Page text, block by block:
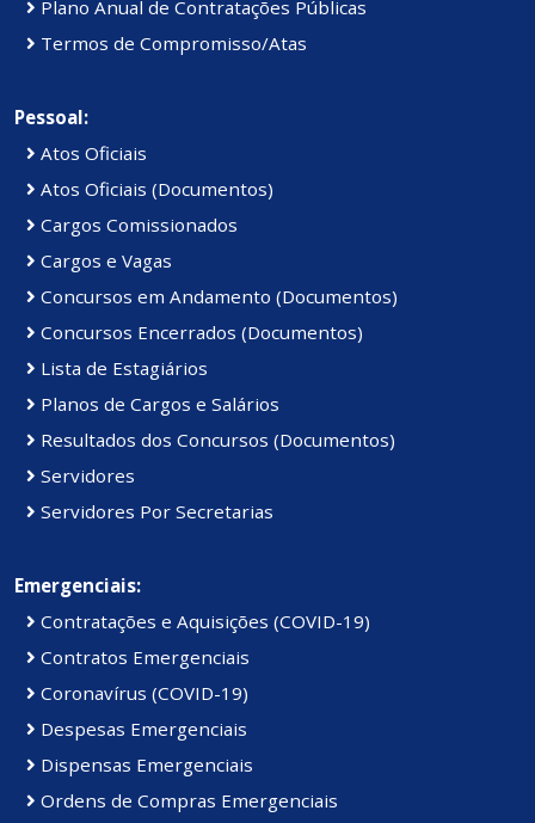
Plano Anual de Contratações Públicas
Termos de Compromisso/Atas
Pessoal:
Atos Oficiais
Atos Oficiais (Documentos)
Cargos Comissionados
Cargos e Vagas
Concursos em Andamento (Documentos)
Concursos Encerrados (Documentos)
Lista de Estagiários
Planos de Cargos e Salários
Resultados dos Concursos (Documentos)
Servidores
Servidores Por Secretarias
Emergenciais:
Contratações e Aquisições (COVID-19)
Contratos Emergenciais
Coronavírus (COVID-19)
Despesas Emergenciais
Dispensas Emergenciais
Ordens de Compras Emergenciais